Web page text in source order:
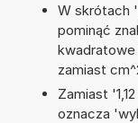
W skrótach
pominąć
kwadratowe
zamiast
Zamiast
oznacza